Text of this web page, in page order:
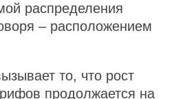
распределения
– расположением
то, что рост
продолжается на